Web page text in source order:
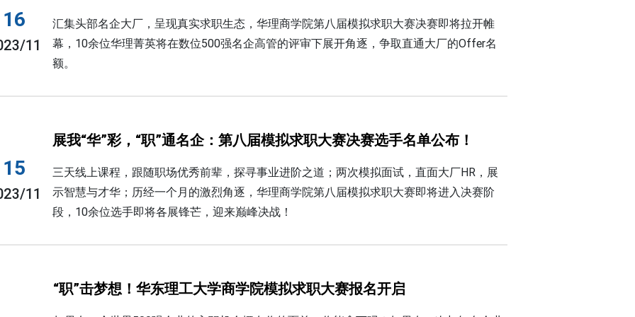
16
11
汇集头部名企大厂，呈现真实求职生态，华理商学院第八届模拟求职大赛决赛即将拉开帷
幕，10余位华理菁英将在数位500强名企高管的评审下展开角逐，争取直通大厂的Offer名
额。
15
11
展我“华”彩，“职”通名企：第八届模拟求职大赛决赛选手名单公布！
三天线上课程，跟随职场优秀前辈，探寻事业进阶之道；两次模拟面试，直面大厂HR，展
示智慧与才华；历经一个月的激烈角逐，华理商学院第八届模拟求职大赛即将进入决赛阶
段，10余位选手即将各展锋芒，迎来巅峰决战！
“职”击梦想！华东理工大学商学院模拟求职大赛报名开启